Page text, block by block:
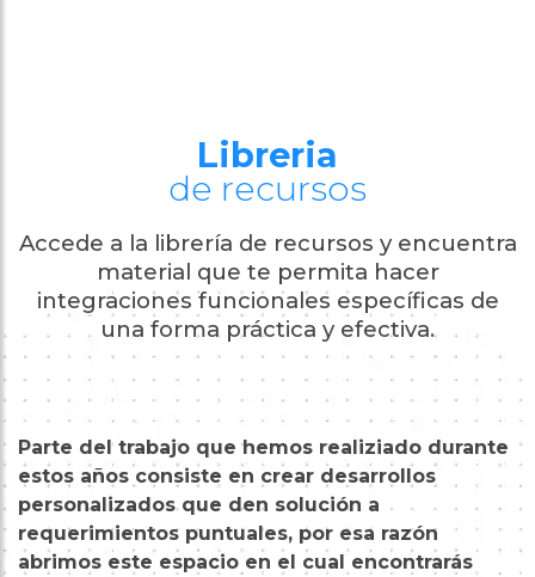
Libreria
de recursos
Accede a la librería de recursos y encuentra
material que te permita hacer
integraciones funcionales específicas de
una forma práctica y efectiva.
Parte del trabajo que hemos realiziado durante
estos años consiste en crear desarrollos
personalizados que den solución a
requerimientos puntuales, por esa razón
abrimos este espacio en el cual encontrarás